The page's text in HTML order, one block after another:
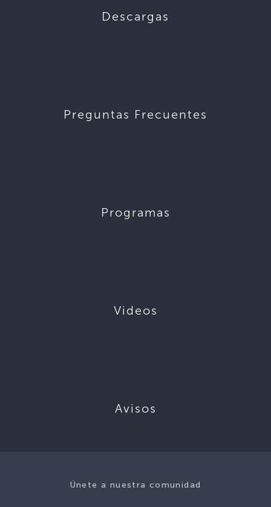
Descargas
Preguntas Frecuentes
Programas
Videos
Avisos
Únete a nuestra comunidad